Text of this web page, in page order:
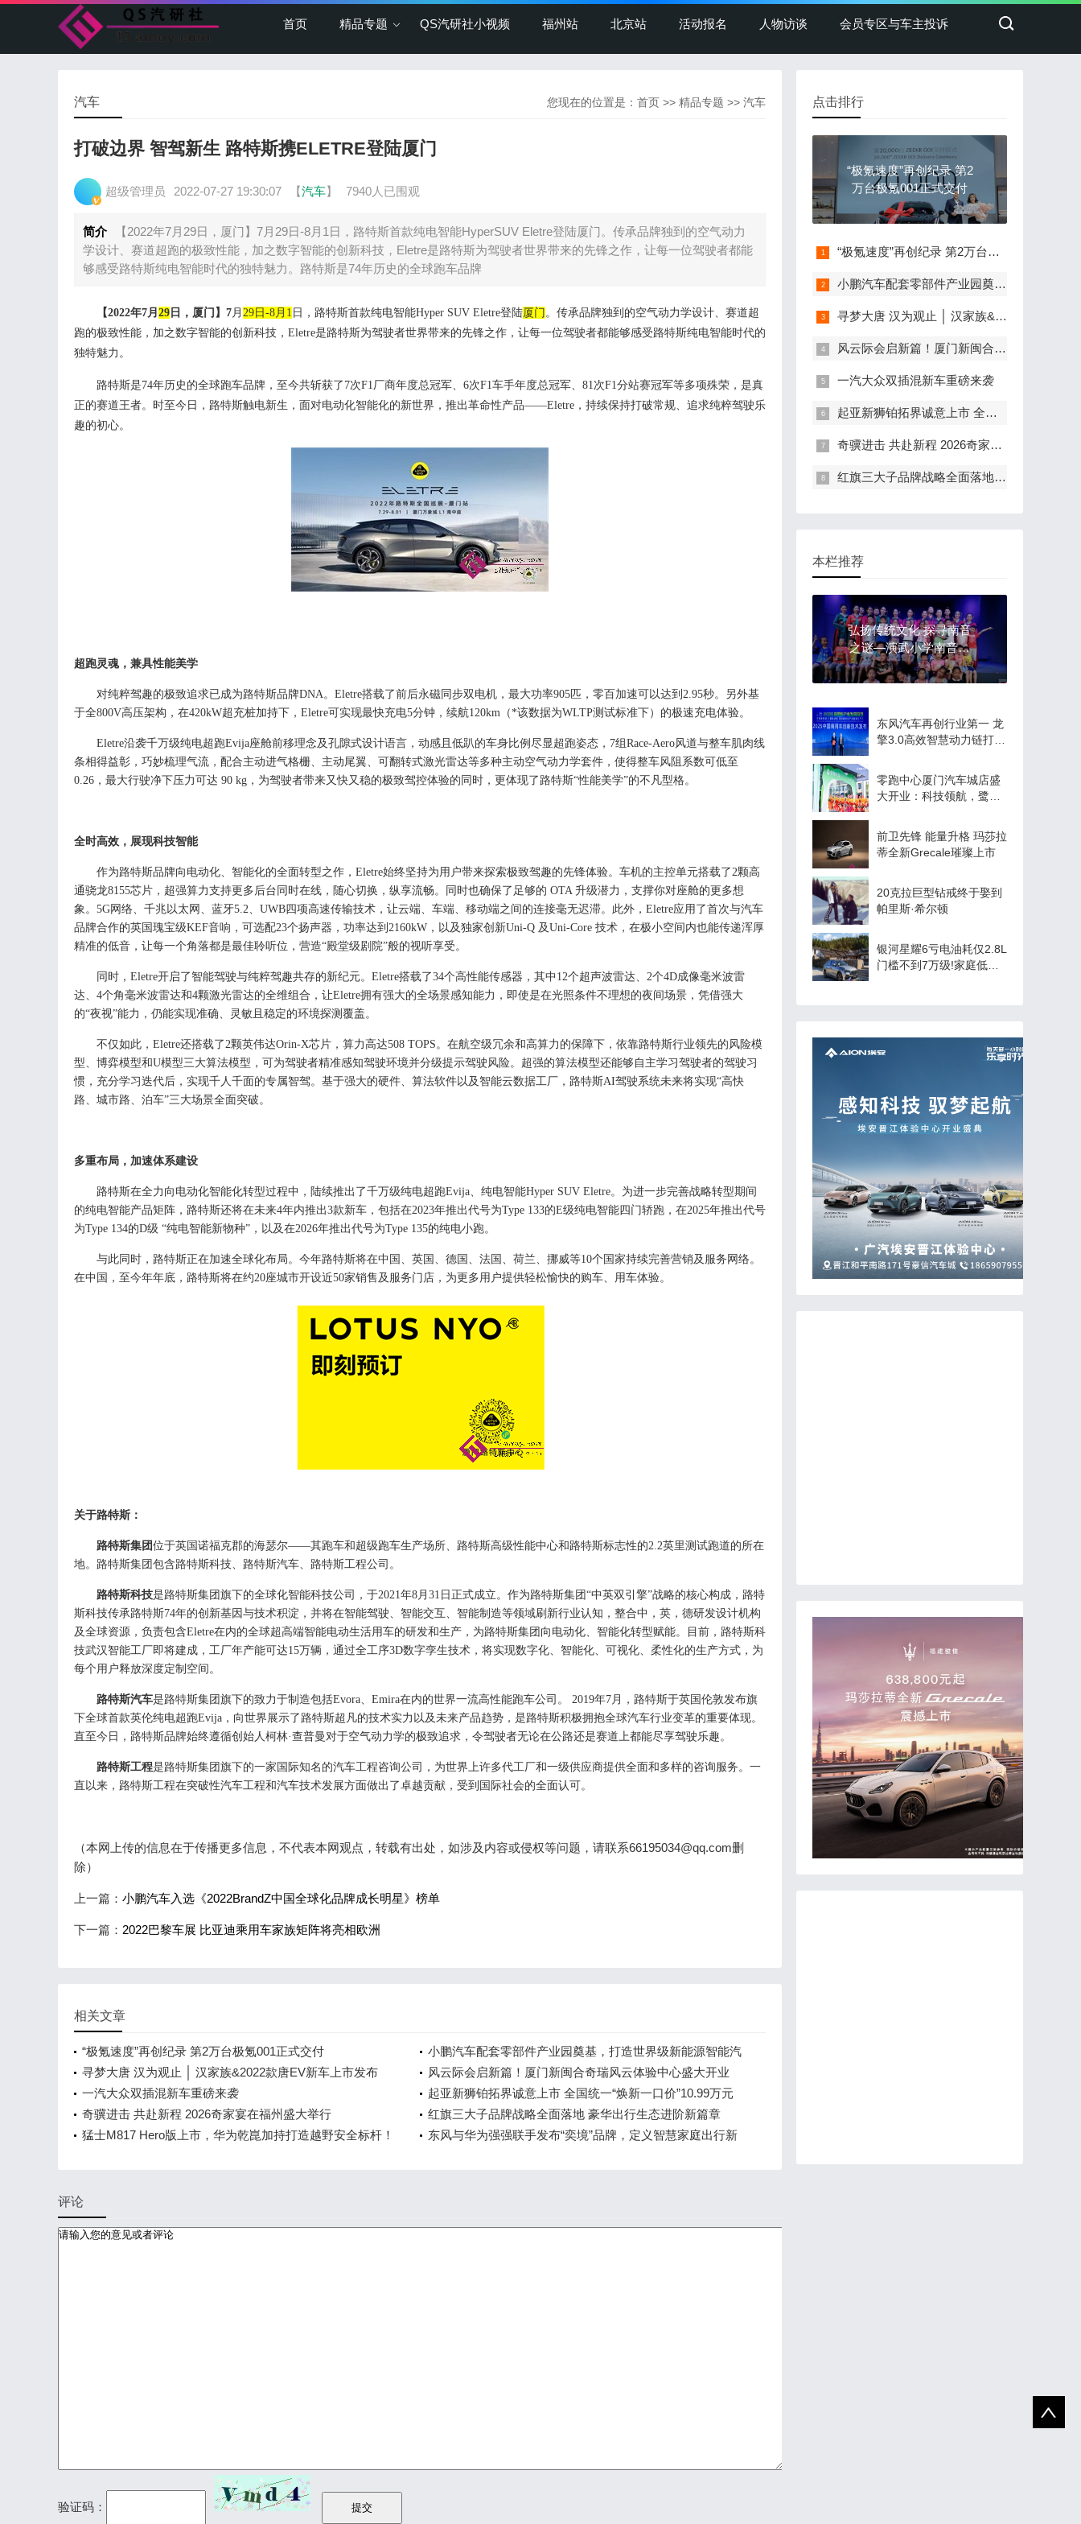
首页 精品专题 QS汽研社小视频 福州站 北京站 活动报名 人物访谈 会员专区与车主投诉
您现在的位置是： 首页 >> 精品专题 >> 汽车
汽车
打破边界 智驾新生 路特斯携ELETRE登陆厦门
超级管理员 2022-07-27 19:30:07 【汽车】 7940人已围观
简介
【2022年7月29日，厦门】7月29日-8月1日，路特斯首款纯电智能HyperSUV Eletre登陆厦门。传承品牌独到的空气动力
学设计、赛道超跑的极致性能，加之数字智能的创新科技，Eletre是路特斯为驾驶者世界带来的先锋之作，让每一位驾驶者都能
够感受路特斯纯电智能时代的独特魅力。路特斯是74年历史的全球跑车品牌
【2022年7月 29 日 ，厦门 】 7月 29 日 -8月 1 日 ， 路特斯首款纯电智能Hyper SUV Eletre登陆厦门 。 传承品牌独到的空气动力学设计、 赛道超
跑的极致性能 ，加之数字智能的创新科技 ， Eletre是路特斯为驾驶者世界带来的先锋之作 ， 让每一位驾驶者都能够感受路特斯纯电智能时代的
独特魅力。
路特斯是74年历史的全球跑车品牌，至今共斩获了 7次F1厂商年度总冠军、 6次F1车手年度总冠军、 81次F1分站赛冠军等多项殊荣 ， 是真
正的赛道王者。 时至今日，路特斯触电新生，面对电动化智能化的新世界， 推出革命性产品——Eletre ，持续保持打破常规、 追求纯粹驾驶乐
趣的初心。
超跑灵魂，兼具性能美学
对纯粹驾趣的极致追求已成为路特斯品牌DNA。 Eletre搭载了前后永磁同步双电机，最大功率905匹 ， 零百加速可以达到 2.95秒。 另外基
于全800V高压架构，在420kW超充桩加持下， Eletre可实现最快充电5分钟，续航120km （*该数据为WLTP测试标准下） 的极速充电体验。
Eletre沿袭千万级纯电超跑Evija座舱前移理念及孔隙式设计语言 ，动感且 低趴的车身比例尽显超跑姿态， 7组 Race-Aero风道与整车肌肉线
条相得益彰，巧妙梳理气流 ， 配合主动进气格栅、主动尾翼、可翻转式激光雷达等多种主动空气动力学套件 ， 使得整车风阻系数可低至
0.26 ，最大行驶净下压力可达 90 kg ， 为驾驶者带来又快又稳的极致驾控体验的同时 ， 更体现了路特斯“性能美学”的不凡型格。
全时高效 ， 展现科技智能
作为路特斯品牌向电动化、智能化的全面转型之作 ， Eletre始终坚持为用户带来探索极致驾趣的先锋体验。 车机的主控单元搭载了2颗高
通骁龙8155芯片 ， 超强算力支持更多后台同时在线，随心切换，纵享流畅。同时也确保了足够的 OTA 升级潜力，支撑你对座舱的更多想
象。 5G网络、 千兆以太网 、 蓝牙5.2、 UWB四项高速传输技术 ， 让云端、车端、移动端之间的连接毫无迟滞。 此外， Eletre应用了首次与汽车
品牌合作的英国瑰宝级KEF音响 ， 可选配23个扬声器 ， 功率达到 2160kW ， 以及独家创新Uni-Q 及Uni-Core 技术 ， 在极小空间内也能传递浑厚
精准的低音，让每一个角落都是最佳聆听位， 营造“殿堂级剧院”般的视听享受。
同时， Eletre开启了智能驾驶与纯粹驾趣共存的新纪元。 Eletre搭载了34个高性能传感器， 其中 12个超声波雷达、 2个4D成像毫米波雷
达、 4个角毫米波雷达和4颗激光雷达的全维组合，让Eletre拥有强大的全场景感知能力 ， 即使是在光照条件不理想的夜间场景 ， 凭借强大
的“夜视”能力， 仍能实现准确、灵敏且稳定的环境探测覆盖。
不仅如此 ， Eletre还搭载了2颗英伟达Orin-X芯片，算力高达508 TOPS。在航空级冗余和高算力的保障下，依靠路特斯行业领先的风险模
型、博弈模型和U模型三大算法模型，可为驾驶者精准感知驾驶环境并分级提示驾驶风险。 超强的算法模型还能够 自主学习驾驶者的驾驶习
惯，充分学习迭代后，实现千人千面的专属智驾。基于强大的硬件、 算法软件以及智能云数据工厂 ， 路特斯AI驾驶系统未来将实现“高快
路、 城市路、 泊车”三大场景全面突破。
多重布局 ， 加速体系建设
路特斯在全力向电动化智能化转型过程中 ，陆续推出了千万级纯电超跑Evija、纯电智能Hyper SUV Eletre。为进一步完善战略转型期间
的纯电智能产品矩阵，路特斯还将在未来4年内推出3款新车，包括在2023年推出代号为Type 133的E级纯电智能四门轿跑，在2025年推出代号
为Type 134的D级 “纯电智能新物种”，以及在2026年推出代号为Type 135的纯电小跑。
与此同时，路特斯正在加速全球化布局。 今年路特斯将在中国 、 英国 、 德国 、 法国 、 荷兰、 挪威等10个国家持续完善营销及服务 网络。
在中国，至今年年底，路特斯将在约20座城市开设近50家销售及服务门店，为更多用户提供轻松愉快的购车、 用车体验。
关于路特斯：
路特斯集团位于英国诺福克郡的海瑟尔——其跑车和超级跑车生产场所、路特斯高级性能中心和路特斯标志性的2.2英里测试跑道的所在
地。路特斯集团包含路特斯科技、路特斯汽车、路特斯工程公司。
路特斯科技是路特斯集团旗下的全球化智能科技公司，于2021年8月 31 日正式成立。作为路特斯集团“中英双引擎”战略的核心构成，路特
斯科技传承路特斯74年的创新基因与技术积淀，并将在智能驾驶、智能交互、智能制造等领域刷新行业认知，整合中，英，德研发设计机构
及全球资源，负责包含Eletre在内的全球超高端智能电动生活用车的研发和生产，为路特斯集团向电动化、智能化转型赋能。目前，路特斯科
技武汉智能工厂即将建成，工厂年产能可达15万辆，通过全工序3D数字孪生技术，将实现数字化、智能化、可视化、柔性化的生产方式，为
每个用户释放深度定制空间。
路特斯汽车是路特斯集团旗下的致力于制造包括Evora、 Emira在内的世界一流高性能跑车公司。 2019年7月，路特斯于英国伦敦发布旗
下全球首款英伦纯电超跑Evija ，向世界展示了路特斯超凡的技术实力以及未来产品趋势，是路特斯积极拥抱全球汽车行业变革的重要体现。
直至今日，路特斯品牌始终遵循创始人柯林·查普曼对于空气动力学的极致追求，令驾驶者无论在公路还是赛道上都能尽享驾驶乐趣。
路特斯工程是路特斯集团旗下的一家国际知名的汽车工程咨询公司，为世界上许多代工厂和一级供应商提供全面和多样的咨询服务。一
直以来，路特斯工程在突破性汽车工程和汽车技术发展方面做出了卓越贡献，受到国际社会的全面认可。
（本网上传的信息在于传播更多信息，不代表本网观点，转载有出处，如涉及内容或侵权等问题，请联系66195034@qq.com删
除）
上一篇： 小鹏汽车入选《2022BrandZ中国全球化品牌成长明星》榜单
下一篇： 2022巴黎车展 比亚迪乘用车家族矩阵将亮相欧洲
相关文章
“极氪速度”再创纪录 第2万台极氪001正式交付
小鹏汽车配套零部件产业园奠基，打造世界级新能源智能汽
车集群
寻梦大唐 汉为观止 │ 汉家族&2022款唐EV新车上市发布
会，敬请期待！
风云际会启新篇！厦门新闽合奇瑞风云体验中心盛大开业
一汽大众双插混新车重磅来袭
起亚新狮铂拓界诚意上市 全国统一“焕新一口价”10.99万元
起
奇骥进击 共赴新程 2026奇家宴在福州盛大举行
红旗三大子品牌战略全面落地 豪华出行生态进阶新篇章
猛士M817 Hero版上市，华为乾崑加持打造越野安全标杆！
东风与华为强强联手发布“奕境”品牌，定义智慧家庭出行新
评论
验证码：
点击排行
“极氪速度”再创纪录 第2
万台极氪001正式交付
“极氪速度”再创纪录 第2万台极氪001正式交付
小鹏汽车配套零部件产业园奠基，打造世界级新能源智能汽车集群
寻梦大唐 汉为观止 │ 汉家族&2022款唐EV新车上市发布会，敬请期待！
风云际会启新篇！厦门新闽合奇瑞风云体验中心盛大开业
一汽大众双插混新车重磅来袭
起亚新狮铂拓界诚意上市 全国统一“焕新一口价”10.99万元起
奇骥进击 共赴新程 2026奇家宴在福州盛大举行
红旗三大子品牌战略全面落地 豪华出行生态进阶新篇章
本栏推荐
弘扬传统文化 探寻南音
之谜—演武小学南音专
场
东风汽车再创行业第一 龙
擎3.0高效智慧动力链打造
零跑中心厦门汽车城店盛
大开业：科技领航，鹭岛
前卫先锋 能量升格 玛莎拉
蒂全新Grecale璀璨上市
20克拉巨型钻戒终于娶到
帕里斯·希尔顿
银河星耀6亏电油耗仅2.8L
门槛不到7万级!家庭低油